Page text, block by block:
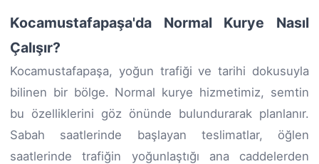
Kocamustafapaşa'da Normal Kurye Nasıl
Çalışır?
Kocamustafapaşa, yoğun trafiği ve tarihi dokusuyla
bilinen bir bölge. Normal kurye hizmetimiz, semtin
bu özelliklerini göz önünde bulundurarak planlanır.
Sabah saatlerinde başlayan teslimatlar, öğlen
saatlerinde trafiğin yoğunlaştığı ana caddelerden